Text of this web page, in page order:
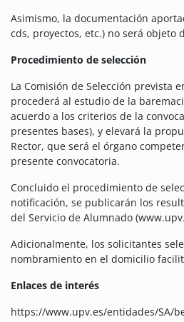
Asimismo, la documentación
cds, proyectos, etc.) no será objeto
Procedimiento de selección
La Comisión de Selección prevista
procederá al estudio de la
acuerdo a los criterios de la
presentes bases), y elevará la
Rector, que será el órgano
presente convocatoria.
Concluido el procedimiento de
notificación, se publicarán los
del Servicio de Alumnado
Adicionalmente, los solicitantes
nombramiento en el domicilio
Enlaces de interés
https://www.upv.es/entidades/SA/